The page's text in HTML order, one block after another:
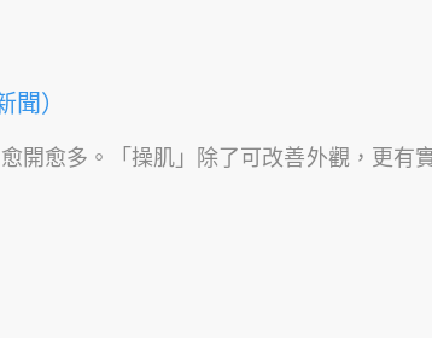
）
開愈多。「操肌」除了可改善外觀，更有